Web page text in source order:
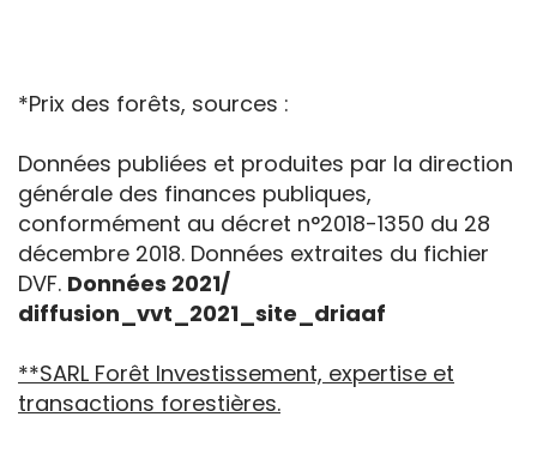
*Prix des forêts, sources :
Données publiées et produites par la direction
générale des finances publiques,
conformément au décret n°2018-1350 du 28
décembre 2018. Données extraites du fichier
DVF. Données 2021/
diffusion_vvt_2021_site_driaaf
**SARL Forêt Investissement, expertise et
transactions forestières.